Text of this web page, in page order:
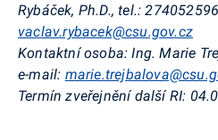
Rybáček, Ph.D., tel.:
vaclav.rybacek@csu.gov.cz
Kontaktní osoba: Ing. Marie
e-mail:
Termín zveřejnění další RI: